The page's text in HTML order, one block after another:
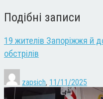
Подібні записи
19 жителів Запоріжжя й
обстрілів
zapsich, 11/11/2025